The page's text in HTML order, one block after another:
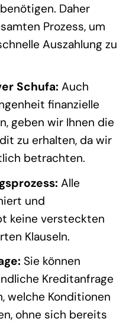
Daher
Prozess, um
Auszahlung zu
Schufa: Auch
finanzielle
geben wir Ihnen die
zu erhalten, da wir
betrachten.
Alle
und
keine versteckten
Klauseln.
Sie können
Kreditanfrage
welche Konditionen
ohne sich bereits